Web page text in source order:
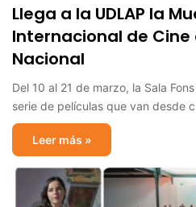
Llega a la UDLAP la
Internacional de
Nacional
Del 10 al 21 de marzo, la Sala
serie de películas que van desde
Leer más »